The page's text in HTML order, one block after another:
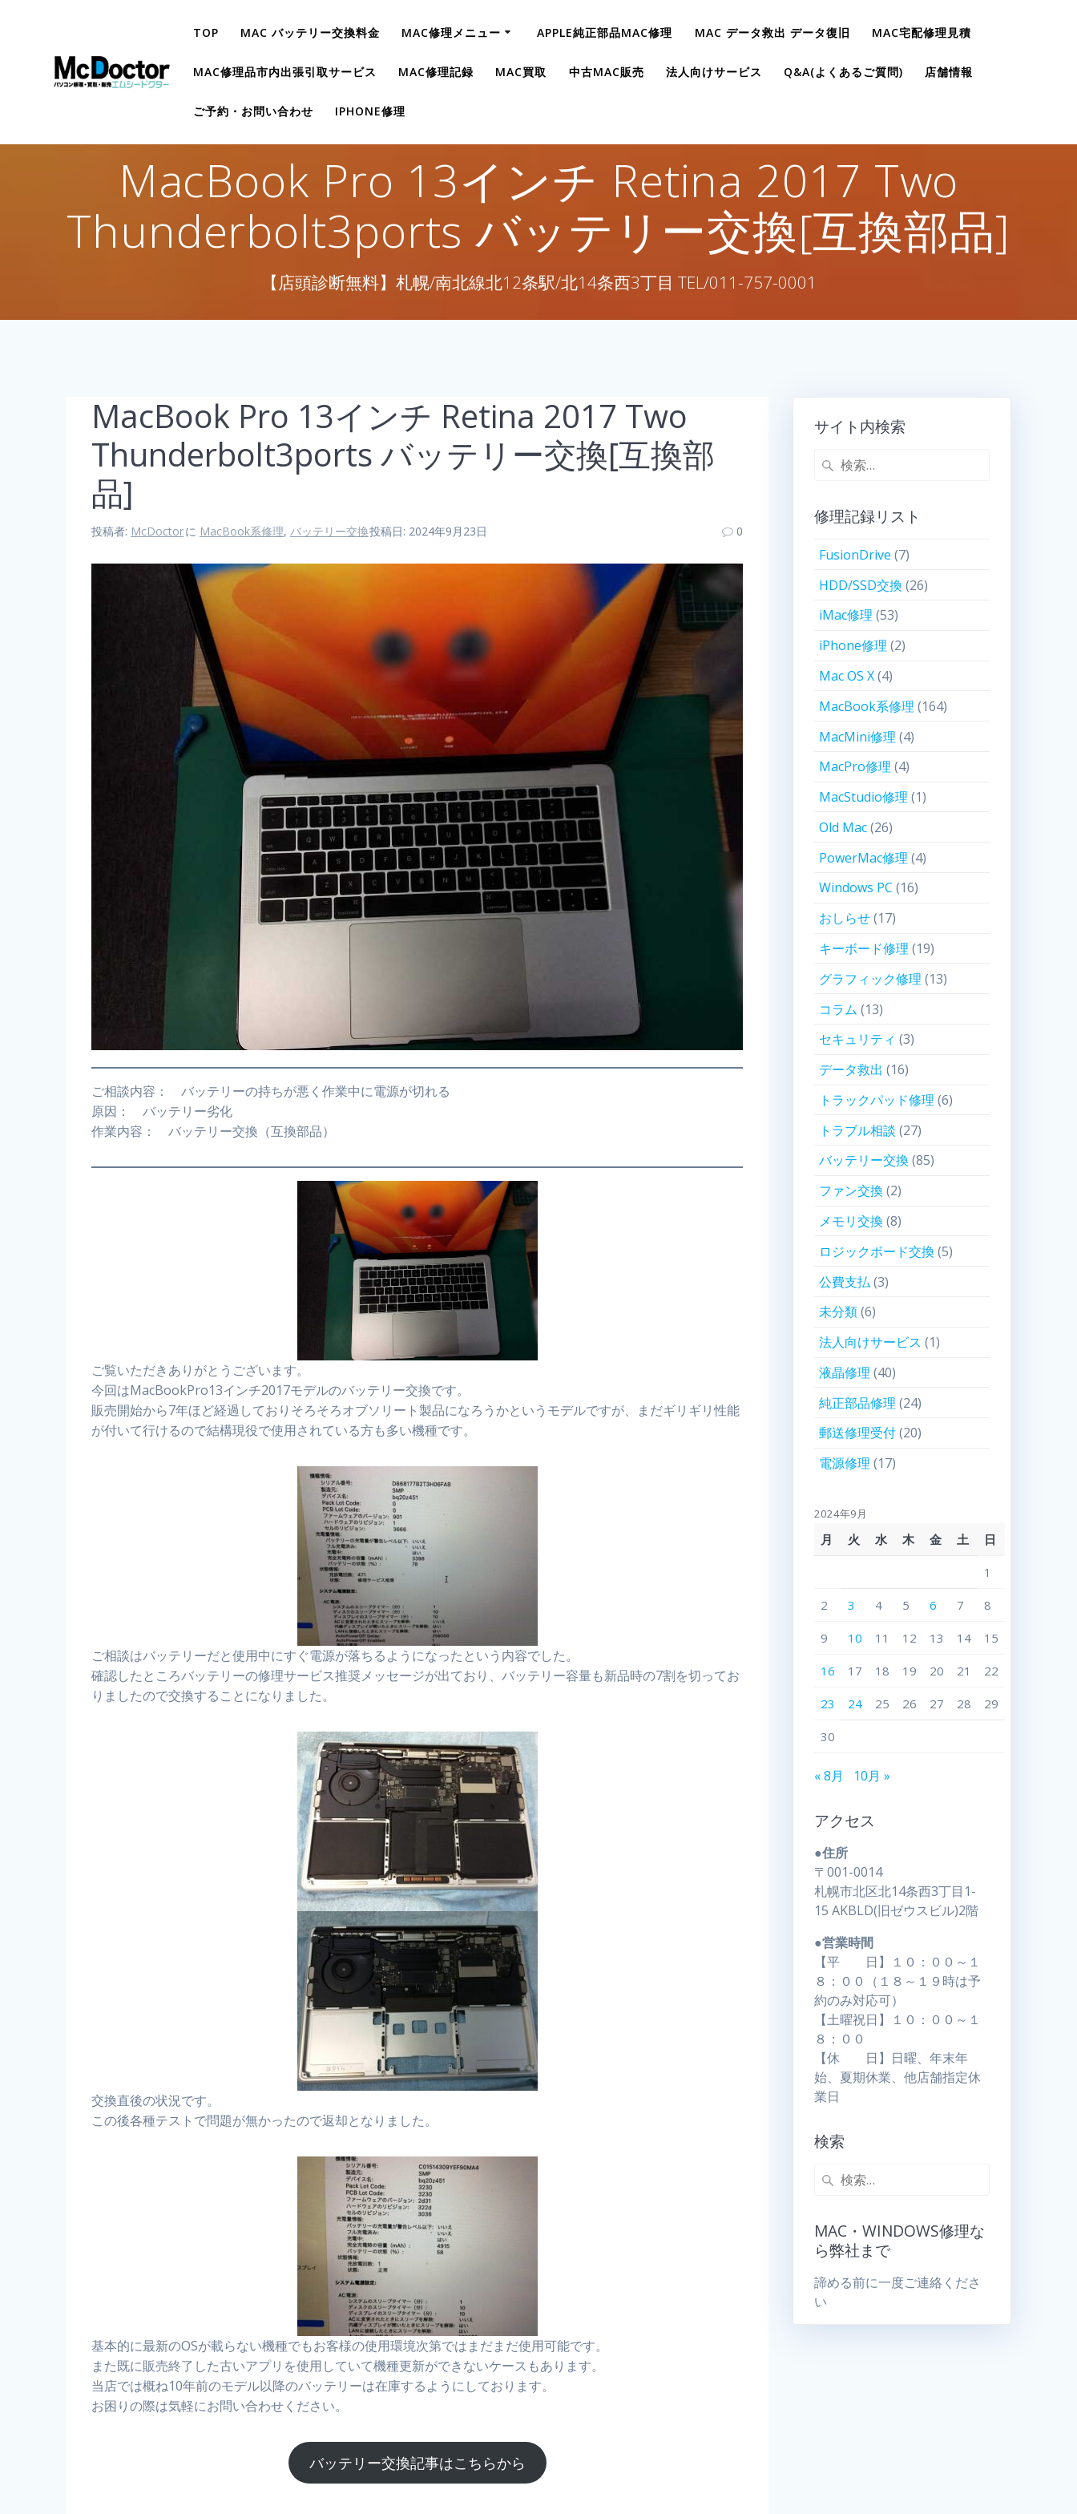
TOP MAC バッテリー交換料金 MAC修理メニュー APPLE純正部品MAC修理 MAC データ救出 データ復旧 MAC宅配修理見積
MAC修理品市内出張引取サービス MAC修理記録 MAC買取 中古MAC販売 法人向けサービス Q&A(よくあるご質問) 店舗情報
ご予約・お問い合わせ IPHONE修理
MacBook Pro 13インチ Retina 2017 Two
Thunderbolt3ports バッテリー交換[互換部品]
【店頭診断無料】札幌/南北線北12条駅/北14条西3丁目 TEL/011-757-0001
MacBook Pro 13インチ Retina 2017 Two
Thunderbolt3ports バッテリー交換[互換部
品]
投稿者: McDoctorに MacBook系修理, バッテリー交換投稿日: 2024年9月23日 0
ご相談内容： バッテリーの持ちが悪く作業中に電源が切れる
原因： バッテリー劣化
作業内容： バッテリー交換（互換部品）
ご覧いただきありがとうございます。
今回はMacBookPro13インチ2017モデルのバッテリー交換です。
販売開始から7年ほど経過しておりそろそろオブソリート製品になろうかというモデルですが、まだギリギリ性能
が付いて行けるので結構現役で使用されている方も多い機種です。
ご相談はバッテリーだと使用中にすぐ電源が落ちるようになったという内容でした。
確認したところバッテリーの修理サービス推奨メッセージが出ており、バッテリー容量も新品時の7割を切ってお
りましたので交換することになりました。
交換直後の状況です。
この後各種テストで問題が無かったので返却となりました。
基本的に最新のOSが載らない機種でもお客様の使用環境次第ではまだまだ使用可能です。
また既に販売終了した古いアプリを使用していて機種更新ができないケースもあります。
当店では概ね10年前のモデル以降のバッテリーは在庫するようにしております。
お困りの際は気軽にお問い合わせください。
バッテリー交換記事はこちらから
サイト内検索
修理記録リスト
FusionDrive (7)
HDD/SSD交換 (26)
iMac修理 (53)
iPhone修理 (2)
Mac OS X(4)
MacBook系修理 (164)
MacMini修理 (4)
MacPro修理 (4)
MacStudio修理 (1)
Old Mac(26)
PowerMac修理 (4)
Windows PC (16)
おしらせ(17)
キーボード修理 (19)
グラフィック修理 (13)
コラム (13)
セキュリティ (3)
データ救出 (16)
トラックパッド修理 (6)
トラブル相談 (27)
バッテリー交換 (85)
ファン交換 (2)
メモリ交換 (8)
ロジックボード交換 (5)
公費支払(3)
未分類(6)
法人向けサービス (1)
液晶修理 (40)
純正部品修理 (24)
郵送修理受付(20)
電源修理 (17)
2024年9月
月 火 水 木 金 土 日
1
2 3 4 5 6 7 8
9 10 11 12 13 14 15
16 17 18 19 20 21 22
23 24 25 26 27 28 29
30
« 8月 10月 »
アクセス
●住所
〒001-0014
札幌市北区北14条西3丁目1-
15 AKBLD(旧ゼウスビル)2階
●営業時間
【平 日】１０：００～１
８：００（１８～１９時は予
約のみ対応可）
【土曜祝日】１０：００～１
８：００
【休 日】日曜、年末年
始、夏期休業、他店舗指定休
業日
検索
MAC・WINDOWS修理な
ら弊社まで
諦める前に一度ご連絡くださ
い